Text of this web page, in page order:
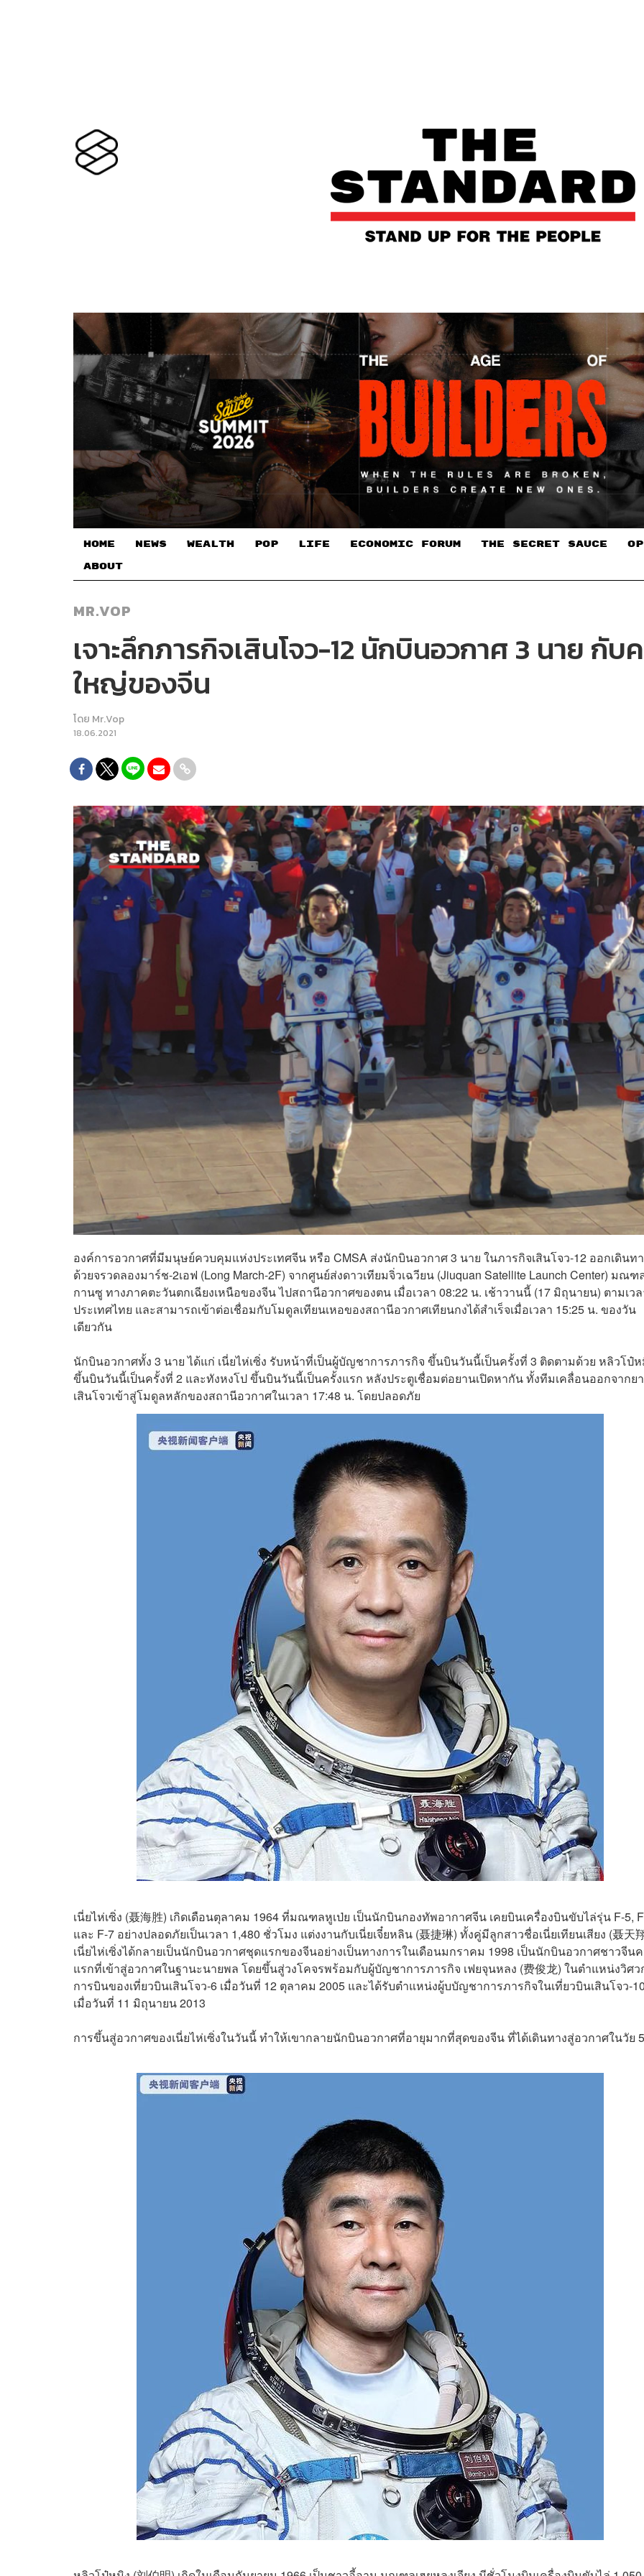
HOME NEWS WEALTH POP LIFE ECONOMIC FORUM THE SECRET SAUCE​
ABOUT
MR.VOP
เจาะลึกภารกิจเสินโจว-12 นักบินอวกาศ 3 นาย กั
ใหญ่ของจีน
โดย Mr.Vop
18.06.2021
องค์การอวกาศที่มีมนุษย์ควบคุมแห่งประเทศจีน หรือ CMSA ส่งนักบินอวกาศ 3 นาย ในภารกิจเสินโจว-12 ออกเดินท
ด้วยจรวดลองมาร์ช-2เอฟ (Long March-2F) จากศูนย์ส่งดาวเทียมจิ่วเฉวียน (Jiuquan Satellite Launch Center) มณฑ
กานซู ทางภาคตะวันตกเฉียงเหนือของจีน ไปสถานีอวกาศของตน เมื่อเวลา 08:22 น. เช้าวานนี้ (17 มิถุนายน) ตามเว
ประเทศไทย และสามารถเข้าต่อเชื่อมกับโมดูลเทียนเหอของสถานีอวกาศเทียนกงได้สำเร็จเมื่อเวลา 15:25 น. ของวัน
เดียวกัน
นักบินอวกาศทั้ง 3 นาย ได้แก่ เนี่ยไห่เซิ่ง รับหน้าที่เป็นผู้บัญชาการภารกิจ ขึ้นบินวันนี้เป็นครั้งที่ 3 ติดตามด้วย หลิวโป๋
ขึ้นบินวันนี้เป็นครั้งที่ 2 และทังหงโป ขึ้นบินวันนี้เป็นครั้งแรก หลังประตูเชื่อมต่อยานเปิดหากัน ทั้งทีมเคลื่อนออกจากย
เสินโจวเข้าสู่โมดูลหลักของสถานีอวกาศในเวลา 17:48 น. โดยปลอดภัย
เนี่ยไห่เซิ่ง (聂海胜) เกิดเดือนตุลาคม 1964 ที่มณฑลหูเป่ย เป็นนักบินกองทัพอากาศจีน เคยบินเครื่องบินขับไล่รุ่น F-5,
และ F-7 อย่างปลอดภัยเป็นเวลา 1,480 ชั่วโมง แต่งงานกับเนี่ยเจี๋ยหลิน (聂捷琳) ทั้งคู่มีลูกสาวชื่อเนี่ยเทียนเสียง (聂天
เนี่ยไห่เซิ่งได้กลายเป็นนักบินอวกาศชุดแรกของจีนอย่างเป็นทางการในเดือนมกราคม 1998 เป็นนักบินอวกาศชาวจีน
แรกที่เข้าสู่อวกาศในฐานะนายพล โดยขึ้นสู่วงโคจรพร้อมกับผู้บัญชาการภารกิจ เฟยจุนหลง (费俊龙) ในตำแหน่งวิศว
การบินของเที่ยวบินเสินโจว-6 เมื่อวันที่ 12 ตุลาคม 2005 และได้รับตำแหน่งผู้บบัญชาการภารกิจในเที่ยวบินเสินโจว-
เมื่อวันที่ 11 มิถุนายน 2013
การขึ้นสู่อวกาศของเนี่ยไห่เซิ่งในวันนี้ ทำให้เขากลายนักบินอวกาศที่อายุมากที่สุดของจีน ที่ได้เดินทางสู่อวกาศในวัย